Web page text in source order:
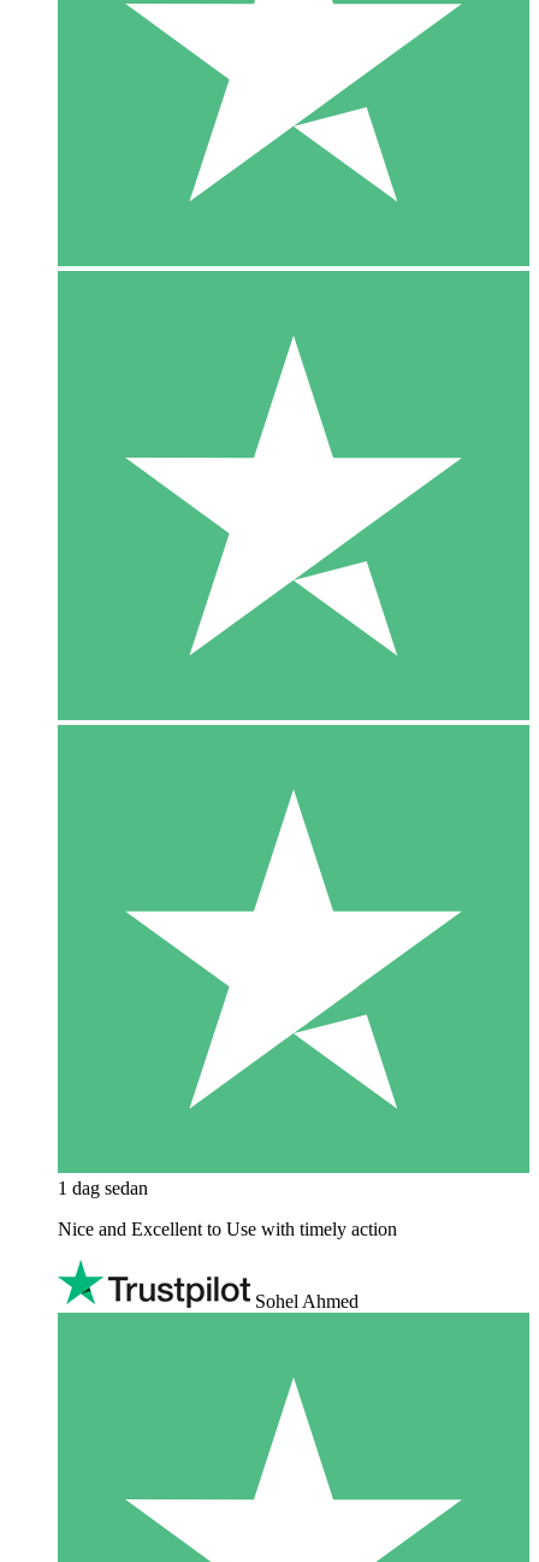
1 dag sedan
Nice and Excellent to Use with timely action
Sohel Ahmed